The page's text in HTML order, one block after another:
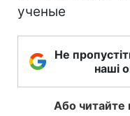
ученые
Не
наші
Або читайте